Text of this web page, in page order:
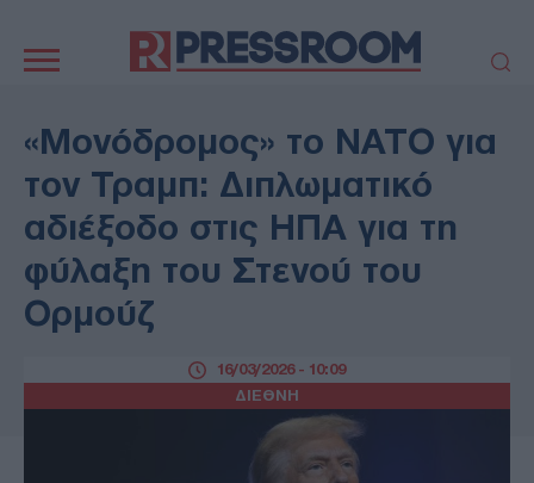
πλοήγηση
ΠΟΛΙΤΙΚΗ
ΤΟΥΡΚΙΑ
ΕΚΚΛΗΣΙΑ
ΑΜΥΝΑ
ΔΙΕΘΝΗ
ΚΥΠΡΟΣ
MEDIA
LIFESTYLE
SPORTS
ΤΕΧΝΟΛΟΓΙΑ
ΠΑΡΑΞΕΝΑ
ΖΩΔΙΑ
«Μονόδρομος» το ΝΑΤΟ για
τον Τραμπ: Διπλωματικό
αδιέξοδο στις ΗΠΑ για τη
φύλαξη του Στενού του
Ορμούζ
ΔΙΕΘΝΗ
16/03/2026 - 10:09